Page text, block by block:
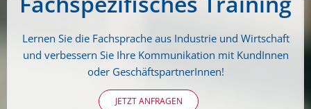
Lernen Sie die Fachsprache aus Industrie und Wirtschaft
und verbessern Sie Ihre Kommunikation mit KundInnen
oder GeschäftspartnerInnen!
JETZT ANFRAGEN